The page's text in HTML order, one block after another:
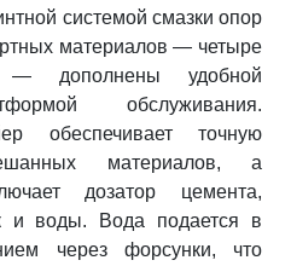
системой смазки опор
материалов — четыре
дополнены удобной
обслуживания.
обеспечивает точную
материалов, а
дозатор цемента,
и воды. Вода подается в
через форсунки, что